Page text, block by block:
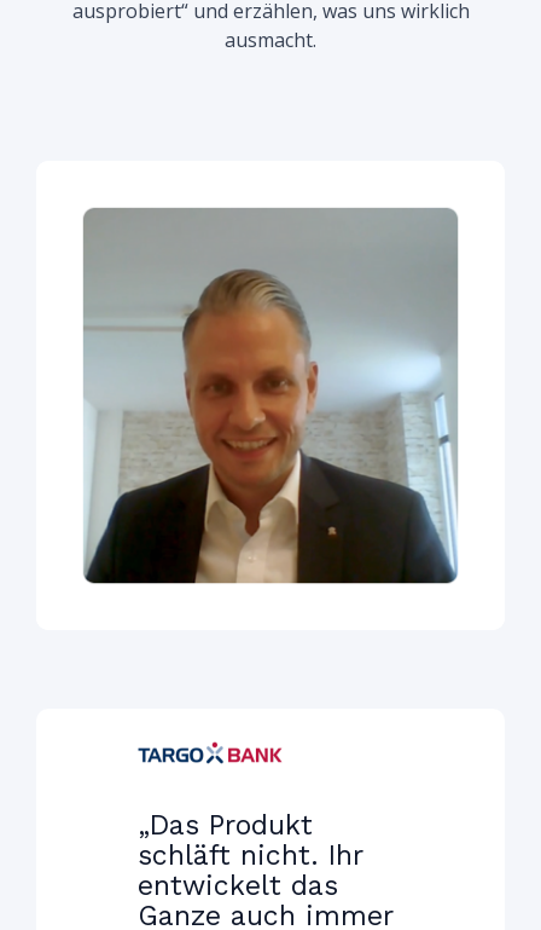
ausprobiert“ und erzählen, was uns wirklich
ausmacht.
„Das Produkt
schläft nicht. Ihr
entwickelt das
Ganze auch immer